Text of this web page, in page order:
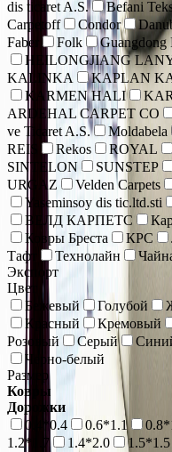
dis ticaret A.S.
Befani
Carpetoff
Condor
Faber
Folk
Guangdong
HEILONGJIANG
KALINKA
KAPLAN
KARMEN HALI
ARDEHAL CARPET CO
ve Ticaret A.S.
Moldabela
REIS
Rekos ROYAL
SINTELON
SUNSTEP
URGAZ
Velden Carpets
Yaseminsoy dis tic.ltd.sti
ВЕЛД КАРПЕТС
Ковры Бреста
КРС
Тафт
Технолайн
Экспорт
Цвет
Бежевый
Голубой
Красный
Кремовый
Розовый
Серый
Черно-белый
Размер
Ковры
Дорожки
0.4*0.4
0.6*1.1
1.2*1.7
1.4*2.0 1.5*1.5